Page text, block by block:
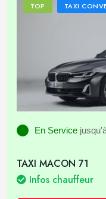
TOP TAXI
En Service
TAXI MACON 71
Infos chauffeur